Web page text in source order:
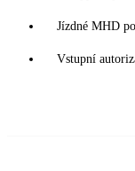
Jízdné MHD
Vstupní